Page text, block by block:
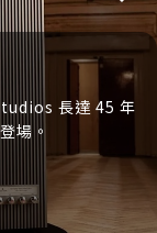
年
以提供卓越
不斷創新，
色瓦特輸出